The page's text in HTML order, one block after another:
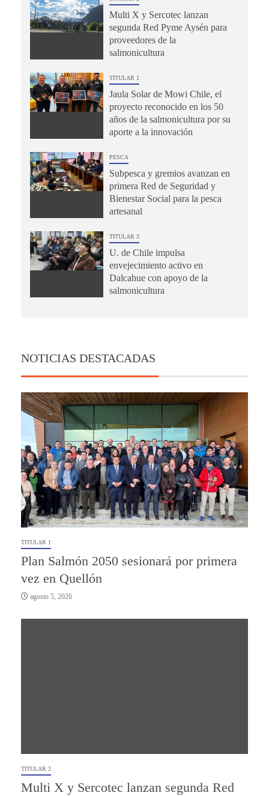
Multi X y Sercotec lanzan
segunda Red Pyme Aysén para
proveedores de la
salmonicultura
TITULAR 1
Jaula Solar de Mowi Chile, el
proyecto reconocido en los 50
años de la salmonicultura por su
aporte a la innovación
PESCA
Subpesca y gremios avanzan en
primera Red de Seguridad y
Bienestar Social para la pesca
artesanal
TITULAR 3
U. de Chile impulsa
envejecimiento activo en
Dalcahue con apoyo de la
salmonicultura
NOTICIAS DESTACADAS
TITULAR 1
Plan Salmón 2050 sesionará por primera
vez en Quellón
agosto 5, 2026
TITULAR 2
Multi X y Sercotec lanzan segunda Red